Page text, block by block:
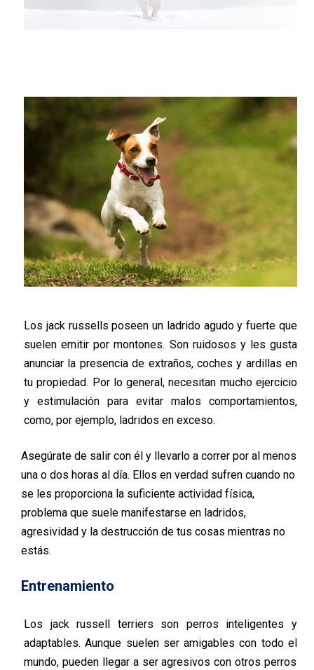
Los jack russell s poseen un ladrido agudo y fuerte que
suelenemitirpor montones. Son ruidosos y les gusta
anunciar la presencia de extraños, coches y ardillas en
tu propiedad. Por lo general, necesitan mucho ejercicio
y estimulación para evitar malos comportamientos,
como, por ejemplo,ladridos en exceso.
Asegúrate de salir con él y llevarlo a correr por al menos
una o dos horas al día. Ellos en verdad sufren cuando no
se les proporciona la suficiente actividad física,
problema que suele manifestarse en ladridos,
agresividad y la destrucción de tus cosas mientras no
estás.
Entrenamiento
Los jack russell terriers son perros inteligentes y
adaptables. Aunque suelen ser amigables con todoel
mundo, pueden llegar a ser agresivos con otros perros